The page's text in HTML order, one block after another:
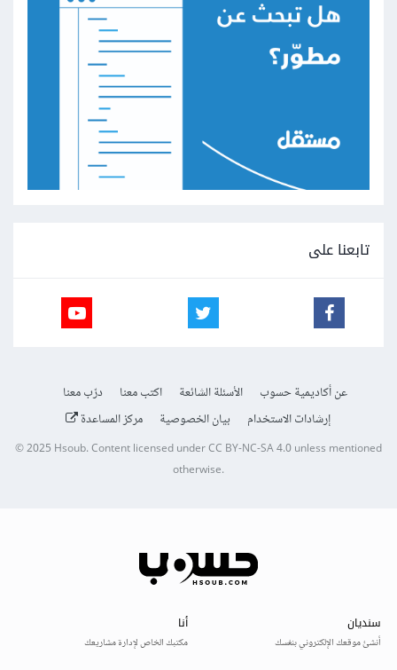
تابعنا على
عن أكاديمية حسوب الأسئلة الشائعة اكتب معنا
درّب معنا
إرشادات الاستخدام
بيان الخصوصية مركز المساعدة
© 2025Hsoub.Content licensed underCC BY-NC-SA 4.0unless mentioned
otherwise.